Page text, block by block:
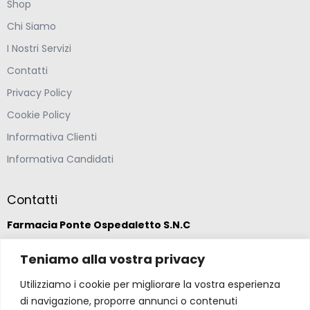
Teniamo alla vostra privacy
Utilizziamo i cookie per migliorare la vostra esperienza
di navigazione, proporre annunci o contenuti
Shop
Chi Siamo
I Nostri Servizi
Contatti
Privacy Policy
Cookie Policy
Informativa Clienti
Informativa Candidati
Contatti
Farmacia Ponte Ospedaletto S.N.C
Via della Solidarietà 2,
47020 Longiano, Forlì-Cesena